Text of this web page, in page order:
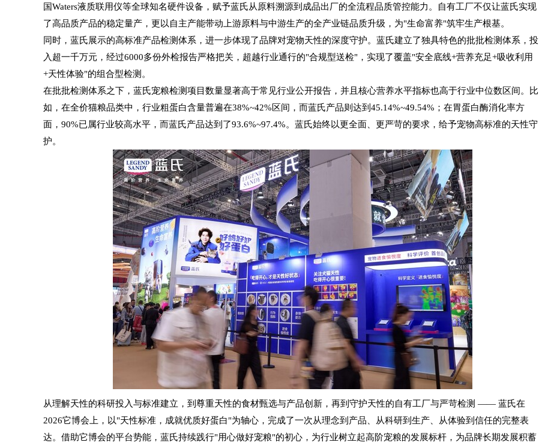
国Waters液质联用仪等全球知名硬件设备，赋予蓝氏从原料溯源到成品出厂的全流程品质管控能力。自有工厂不仅让蓝氏实现
了高品质产品的稳定量产，更以自主产能带动上游原料与中游生产的全产业链品质升级，为"生命富养"筑牢生产根基。
同时，蓝氏展示的高标准产品检测体系，进一步体现了品牌对宠物天性的深度守护。蓝氏建立了独具特色的批批检测体系，投
入超一千万元，经过6000多份外检报告严格把关，超越行业通行的"合规型送检"，实现了覆盖"安全底线+营养充足+吸收利用
+天性体验"的组合型检测。
在批批检测体系之下，蓝氏宠粮检测项目数量显著高于常见行业公开报告，并且核心营养水平指标也高于行业中位数区间。比
如，在全价猫粮品类中，行业粗蛋白含量普遍在38%~42%区间，而蓝氏产品则达到45.14%~49.54%；在胃蛋白酶消化率方
面，90%已属行业较高水平，而蓝氏产品达到了93.6%~97.4%。蓝氏始终以更全面、更严苛的要求，给予宠物高标准的天性守
护。
从理解天性的科研投入与标准建立，到尊重天性的食材甄选与产品创新，再到守护天性的自有工厂与严苛检测 —— 蓝氏在
2026它博会上，以"天性标准，成就优质好蛋白"为轴心，完成了一次从理念到产品、从科研到生产、从体验到信任的完整表
达。借助它博会的平台势能，蓝氏持续践行"用心做好宠粮"的初心，为行业树立起高阶宠粮的发展标杆，为品牌长期发展积蓄